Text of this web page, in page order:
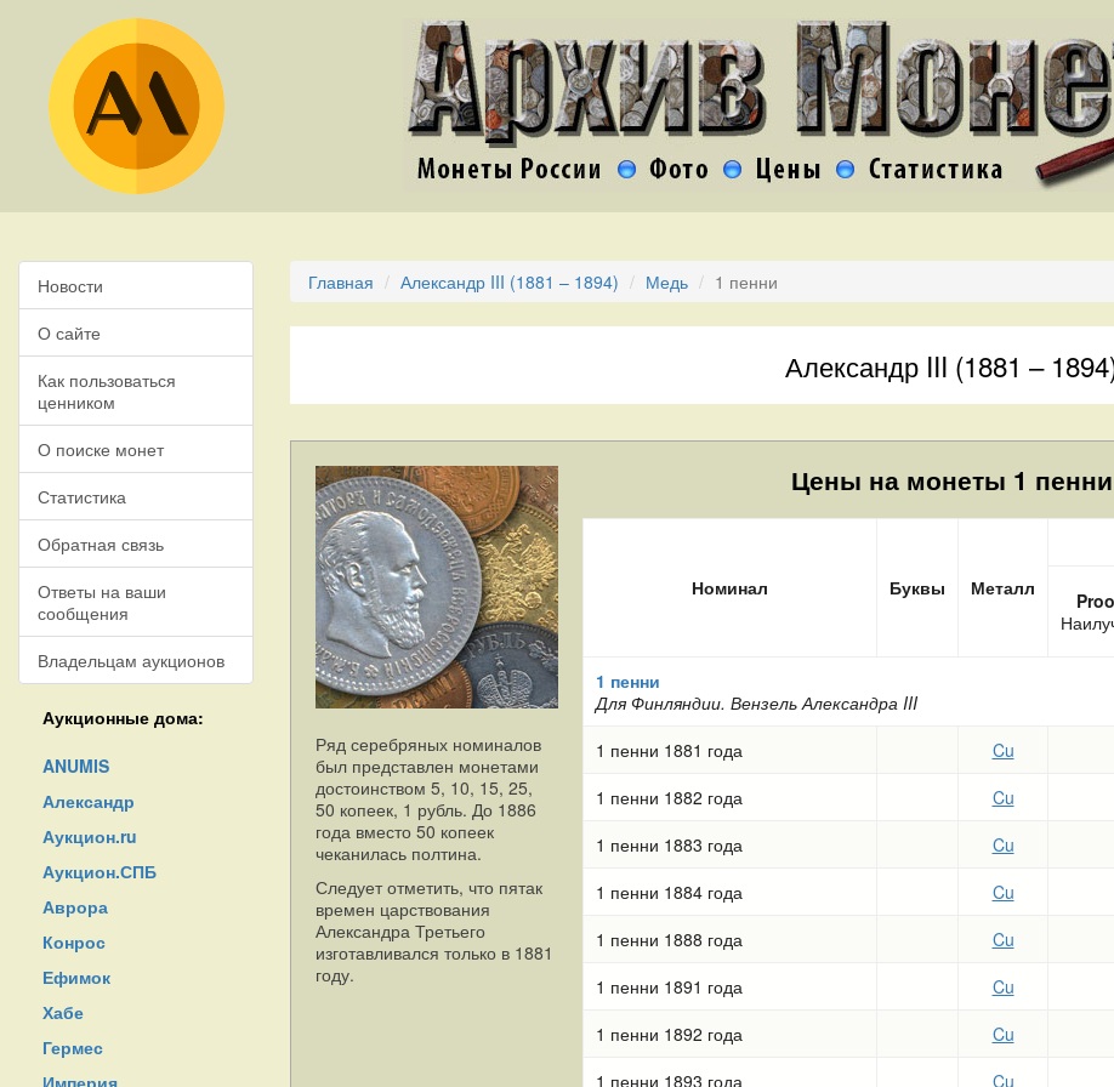
Новости
О сайте
Как пользоваться
ценником
О поиске монет
Статистика
Обратная связь
Ответы на ваши
сообщения
Владельцам аукционов
Аукционные дома:
ANUMIS
Александр
Аукцион.ru
Аукцион.СПБ
Аврора
Конрос
Ефимок
Хабе
Гермес
Империя
Главная Александр III (1881 – 1894) Медь 1 пенни
Александр III (1881 –
Ряд серебряных номиналов
был представлен монетами
достоинством 5, 10, 15, 25,
50 копеек, 1 рубль. До 1886
года вместо 50 копеек
чеканилась полтина.
Следует отметить, что пятак
времен царствования
Александра Третьего
изготавливался только в 1881
году.
Цены на монеты 1
Номинал Буквы Металл
1 пенни
Для Финляндии. Вензель Александра III
1 пенни 1881 года
Cu
1 пенни 1882 года
Cu
1 пенни 1883 года
Cu
1 пенни 1884 года
Cu
1 пенни 1888 года
Cu
1 пенни 1891 года
Cu
1 пенни 1892 года
Cu
1 пенни 1893 года
Cu